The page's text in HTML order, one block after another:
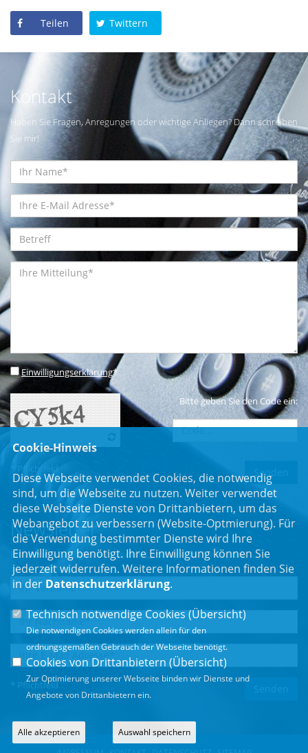
Teilen Twittern
Kontakt
Haben Sie Fragen, Anregungen oder wichtige Anliegen? Dann schreiben
Sie mir!
Einwilligungserklärung*
Bitte geben Sie den Code ein:
* Pflichtfeld
Newsletter
Erhalten Sie Neuigkeiten aus dem Landtag und der Region.
* Pflichtfeld
Cookie-Hinweis
Diese Webseite verwendet Cookies, die notwendig
sind, um die Webseite zu nutzen. Weiter verwendet
diese Webseite Dienste von Drittanbietern, um das
Webangebot zu verbessern (Website-Optmierung). Für
die Verwendung bestimmter Dienste wird Ihre
Einwilligung benötigt. Ihre Einwilligung können Sie
jederzeit widerrufen. Weitere Informationen finden Sie
in der Datenschutzerklärung.
Technisch notwendige Cookies (Übersicht)
Die notwendigen Cookies werden allein für den
ordnungsgemäßen Gebrauch der Webseite benötigt.
Cookies von Drittanbietern (Übersicht)
Zur Optimierung unserer Webseite binden wir Dienste und
Angebote von Drittanbietern ein.
Alle akzeptieren Auswahl speichern